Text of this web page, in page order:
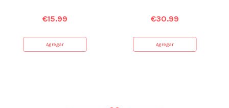
€15.99
Agregar
€30.99
Agregar